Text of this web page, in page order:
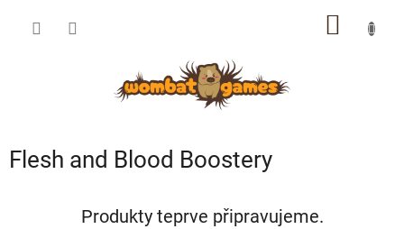
Flesh and Blood Boostery
Produkty teprve připravujeme.